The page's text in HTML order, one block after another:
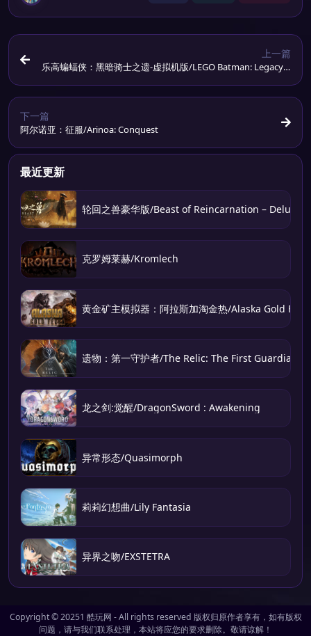
上一篇
乐高蝙蝠侠：黑暗骑士之遗-虚拟机版/LEGO Batman: Legacy o
下一篇
阿尔诺亚：征服/Arinoa: Conquest
最近更新
轮回之兽豪华版/Beast of Reincarnation – Deluxe
克罗姆莱赫/Kromlech
黄金矿主模拟器：阿拉斯加淘金热/Alaska Gold
遗物：第一守护者/The Relic: The First Guardian
龙之剑:觉醒/DragonSword : Awakening
异常形态/Quasimorph
莉莉幻想曲/Lily Fantasia
异界之吻/EXSTETRA
Copyright © 20251 酷玩网 - All rights reserved 版权归原作者享有，如有版权
问题，请与我们联系处理，本站将应您的要求删除。敬请谅解！